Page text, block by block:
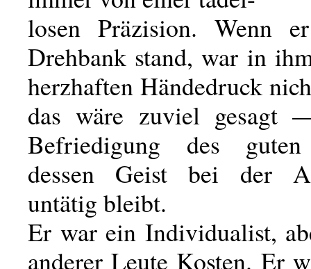
losen Präzision. Wenn
Drehbank stand, war in
herzhaften Händedruck
das wäre zuviel gesagt
Befriedigung des
dessen Geist bei der
untätig bleibt.
Er war ein Individualist,
anderer Leute Kosten. Er